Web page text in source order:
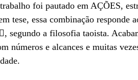
foi pautado em AÇÕES,
tese, essa combinação responde
segundo a filosofia taoista.
números e alcances e muitas